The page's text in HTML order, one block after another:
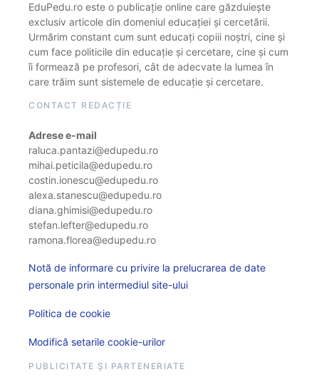
EduPedu.ro este o publicație online care găzduiește
exclusiv articole din domeniul educației și cercetării.
Urmărim constant cum sunt educați copiii noștri, cine și
cum face politicile din educație și cercetare, cine și cum
îi formează pe profesori, cât de adecvate la lumea în
care trăim sunt sistemele de educație și cercetare.
CONTACT REDACȚIE
Adrese e-mail
raluca.pantazi@edupedu.ro
mihai.peticila@edupedu.ro
costin.ionescu@edupedu.ro
alexa.stanescu@edupedu.ro
diana.ghimisi@edupedu.ro
stefan.lefter@edupedu.ro
ramona.florea@edupedu.ro
Notă de informare cu privire la prelucrarea de date
personale prin intermediul site-ului
Politica de cookie
Modifică setarile cookie-urilor
PUBLICITATE ȘI PARTENERIATE